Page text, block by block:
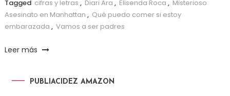
Tagged cifras y letras , Diari Ara , Elisenda Roca , Misterioso
Asesinato en Manhattan , Qué puedo comer si estoy
embarazada , Vamos a ser padres
Leer más
PUBLIACIDEZ AMAZON